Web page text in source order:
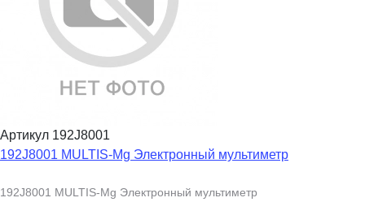
Артикул 192J8001
192J8001 MULTIS-Mg Электронный мультиметр
192J8001 MULTIS-Mg Электронный мультиметр